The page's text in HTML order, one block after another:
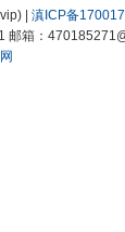
| 滇ICP备
邮箱：